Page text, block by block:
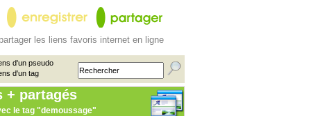
les liens favoris internet en ligne
d'un pseudo
d'un tag
+ partagés
le tag "demoussage"